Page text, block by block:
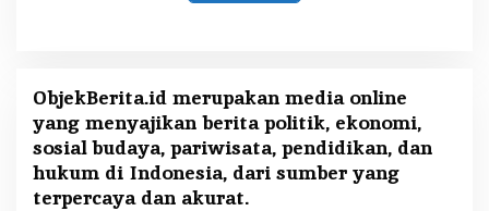
ObjekBerita.id merupakan media online
yang menyajikan berita politik, ekonomi,
sosial budaya, pariwisata, pendidikan, dan
hukum di Indonesia, dari sumber yang
terpercaya dan akurat.